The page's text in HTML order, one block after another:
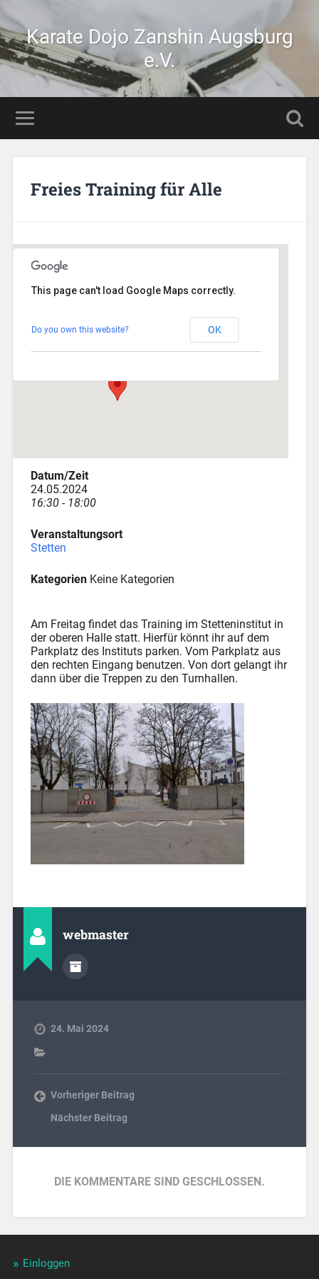
Karate Dojo Zanshin Augsburg
e.V.
Freies Training für Alle
Veranstaltungen
This page can't load Google Maps correctly.
Do you own this website? OK
Datum/Zeit
24.05.2024
16:30 - 18:00
Veranstaltungsort
Stetten
KategorienKeine Kategorien
Am Freitag findet das Training im Stetteninstitut in
der oberen Halle statt. Hierfür könnt ihr auf dem
Parkplatz des Instituts parken. Vom Parkplatz aus
den rechten Eingang benutzen. Von dort gelangt ihr
dann über die Treppen zu den Turnhallen.
webmaster
24. Mai 2024
Vorheriger Beitrag
Nächster Beitrag
DIE KOMMENTARE SIND GESCHLOSSEN.
Einloggen